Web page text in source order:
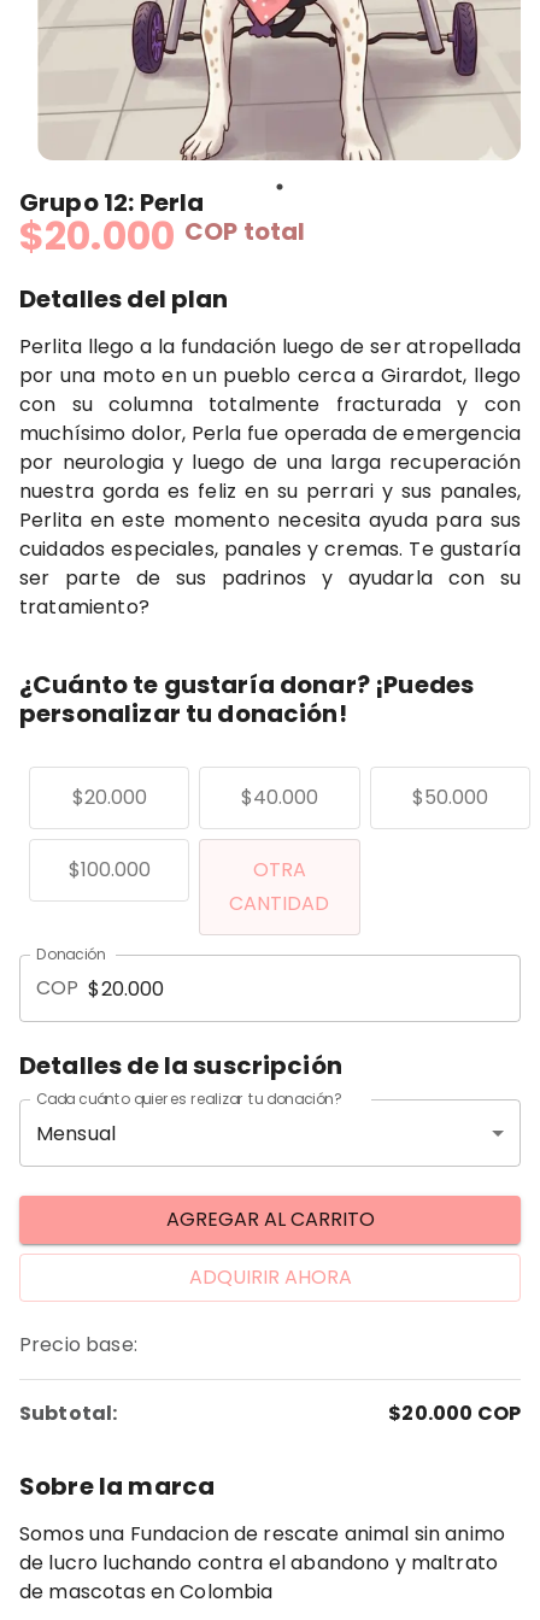
Grupo 12: Perla
$20.000 COP total
Detalles del plan
Perlita llego a la fundación luego de ser atropellada
por una moto en un pueblo cerca a Girardot, llego
con su columna totalmente fracturada y con
muchísimo dolor, Perla fue operada de emergencia
por neurologia y luego de una larga recuperación
nuestra gorda es feliz en su perrari y sus panales,
Perlita en este momento necesita ayuda para sus
cuidados especiales, panales y cremas. Te gustaría
ser parte de sus padrinos y ayudarla con su
tratamiento?
¿Cuánto te gustaría donar? ¡Puedes
personalizar tu donación!
$20.000 $40.000 $50.000
$100.000
OTRA
CANTIDAD
Donación
COP
Detalles de la suscripción
Cada cuánto quieres realizar tu donación?
Mensual
AGREGAR AL CARRITO
ADQUIRIR AHORA
Precio base:
Subtotal: $20.000 COP
Sobre la marca
Somos una Fundacion de rescate animal sin animo
de lucro luchando contra el abandono y maltrato
de mascotas en Colombia